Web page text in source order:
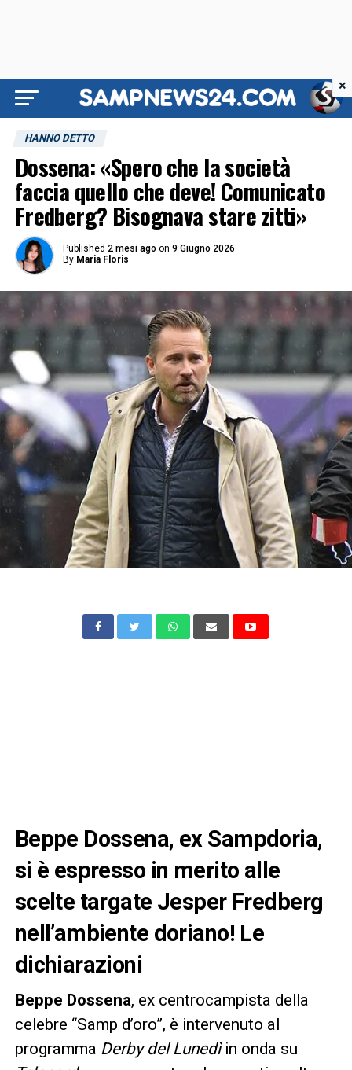
HANNO DETTO
Dossena: «Spero che la società
faccia quello che deve! Comunicato
Fredberg? Bisognava stare zitti»
Published 2 mesi ago on 9 Giugno 2026
By Maria Floris
Beppe Dossena, ex Sampdoria,
si è espresso in merito alle
scelte targate Jesper Fredberg
nell’ambiente doriano! Le
dichiarazioni
Beppe Dossena, ex centrocampista della
celebre “Samp d’oro”, è intervenuto al
programma Derby del Lunedìin onda su
×